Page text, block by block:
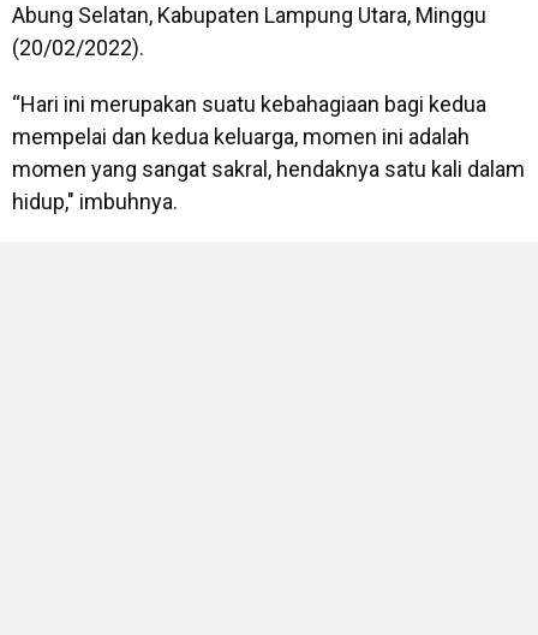
Abung Selatan, Kabupaten Lampung Utara, Minggu
(20/02/2022).
“Hari ini merupakan suatu kebahagiaan bagi kedua
mempelai dan kedua keluarga, momen ini adalah
momen yang sangat sakral, hendaknya satu kali dalam
hidup," imbuhnya.